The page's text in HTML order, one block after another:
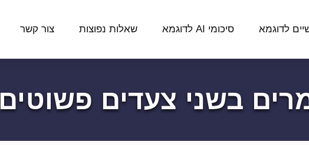
לדוגמא סיכומי AI לדוגמא שאלות נפוצות צור קשר
בשני צעדים פשוטים